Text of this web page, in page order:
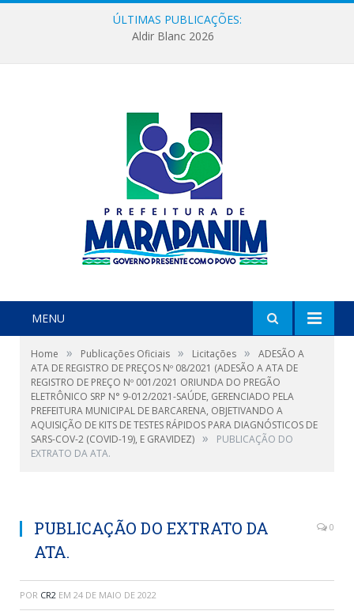
ÚLTIMAS PUBLICAÇÕES:
Aldir Blanc 2026
MENU
Home » Publicações Oficiais » Licitações »
ADESÃO A
ATA DE REGISTRO DE PREÇOS Nº 08/2021 (ADESÃO A ATA DE
REGISTRO DE PREÇO Nº 001/2021 ORIUNDA DO PREGÃO
ELETRÔNICO SRP N° 9-012/2021-SAÚDE, GERENCIADO PELA
PREFEITURA MUNICIPAL DE BARCARENA, OBJETIVANDO A
AQUISIÇÃO DE KITS DE TESTES RÁPIDOS PARA DIAGNÓSTICOS DE
SARS-COV-2 (COVID-19), E GRAVIDEZ) »
PUBLICAÇÃO DO
EXTRATO DA ATA.
PUBLICAÇÃO DO EXTRATO DA
ATA.
0
POR CR2 EM 24 DE MAIO DE 2022